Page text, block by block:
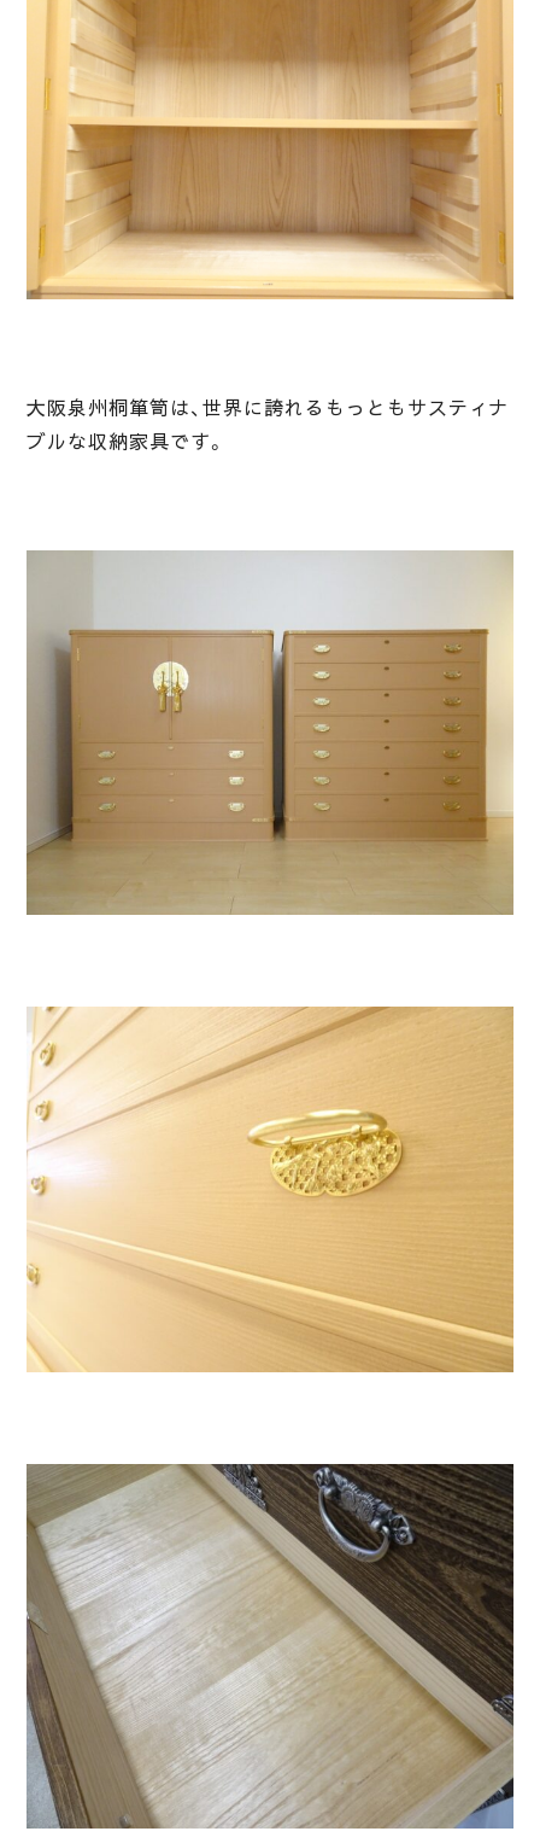
大阪泉州桐箪笥は、世界に誇れるもっともサスティナ
ブルな収納家具です。